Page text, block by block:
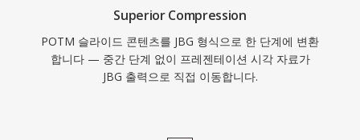
Superior Compression
POTM 슬라이드 콘텐츠를 JBG 형식으로 한 단계에 변환
합니다 — 중간 단계 없이 프레젠테이션 시각 자료가
JBG 출력으로 직접 이동합니다.